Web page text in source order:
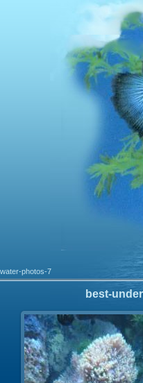
photos-7
best-